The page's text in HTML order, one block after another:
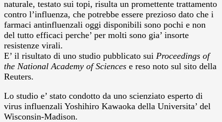
naturale, testato sui topi, risulta un promettente trattamento
contro l’influenza, che potrebbe essere prezioso dato che i
farmaci antinfluenzali oggi disponibili sono pochi e non
del tutto efficaci perche’ per molti sono gia’ insorte
resistenze virali.
E’ il risultato di uno studio pubblicato sui Proceedings of
the National Academy of Sciences e reso noto sul sito della
Reuters.
Lo studio e’ stato condotto da uno scienziato esperto di
virus influenzali Yoshihiro Kawaoka della Universita’ del
Wisconsin-Madison.